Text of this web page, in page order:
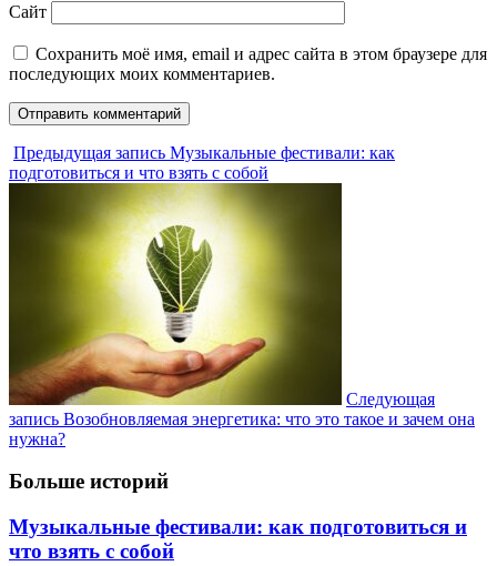
Сайт
Сохранить моё имя, email и адрес сайта в этом браузере для
последующих моих комментариев.
Предыдущая запись Музыкальные фестивали: как
подготовиться и что взять с собой
Следующая
запись Возобновляемая энергетика: что это такое и зачем она
нужна?
Больше историй
Музыкальные фестивали: как подготовиться и
что взять с собой